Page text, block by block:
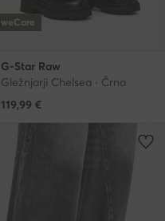
weCare
G-Star Raw
Gležnjarji Chelsea · Črna
119,99 €